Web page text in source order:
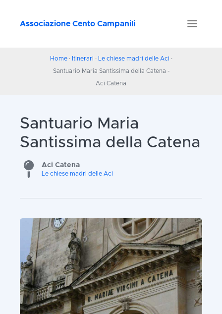
Associazione Cento Campanili
Home· Itinerari · Le chiese madri delle Aci ·
Santuario Maria Santissima della Catena -
Aci Catena
Santuario Maria
Santissima della Catena
Aci Catena
Le chiese madri delle Aci